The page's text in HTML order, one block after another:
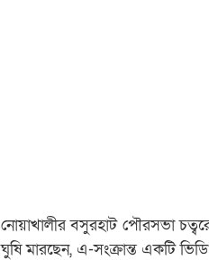
নোয়াখালীর বসুরহাট পৌরসভা
ঘুষি মারছেন, এ-সংক্রান্ত একটি